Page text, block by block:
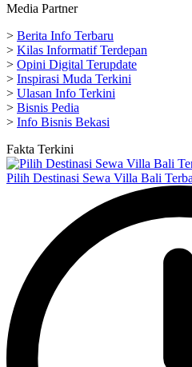
Media Partner
> Berita Info Terbaru
> Kilas Informatif Terdepan
> Opini Digital Terupdate
> Inspirasi Muda Terkini
> Ulasan Info Terkini
> Bisnis Pedia
> Info Bisnis Bekasi
Fakta Terkini
Pilih Destinasi Sewa Villa Bali